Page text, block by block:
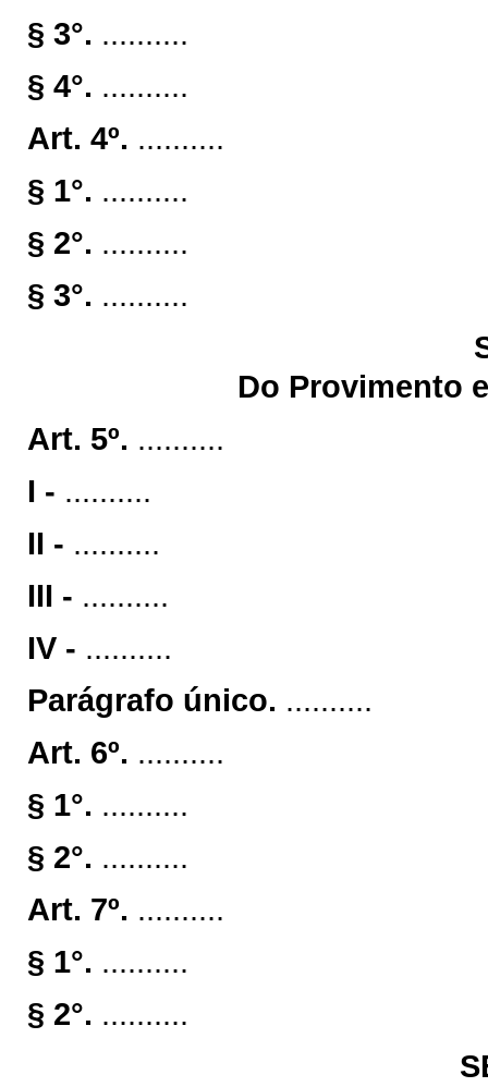
§ 3°. ..........
§ 4°. ..........
Art. 4º. ..........
§ 1°. ..........
§ 2°. ..........
§ 3°. ..........
Do Provimento
Art. 5º. ..........
I - ..........
II - ..........
III - ..........
IV - ..........
Parágrafo único. ..........
Art. 6º. ..........
§ 1°. ..........
§ 2°. ..........
Art. 7º. ..........
§ 1°. ..........
§ 2°. ..........